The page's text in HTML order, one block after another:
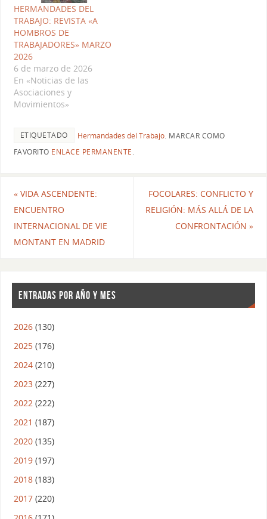
HERMANDADES DEL
TRABAJO: REVISTA «A
HOMBROS DE
TRABAJADORES» MARZO
2026
6 de marzo de 2026
En «Noticias de las
Asociaciones y
Movimientos»
ETIQUETADO Hermandades del Trabajo. MARCAR COMO
FAVORITO ENLACE PERMANENTE.
«VIDA ASCENDENTE:
ENCUENTRO
INTERNACIONAL DE VIE
MONTANT EN MADRID
FOCOLARES: CONFLICTO Y
RELIGIÓN: MÁS ALLÁ DE LA
CONFRONTACIÓN»
ENTRADAS POR AÑO Y MES
2026(130)
2025(176)
2024(210)
2023(227)
2022 (222)
2021 (187)
2020(135)
2019(197)
2018(183)
2017(220)